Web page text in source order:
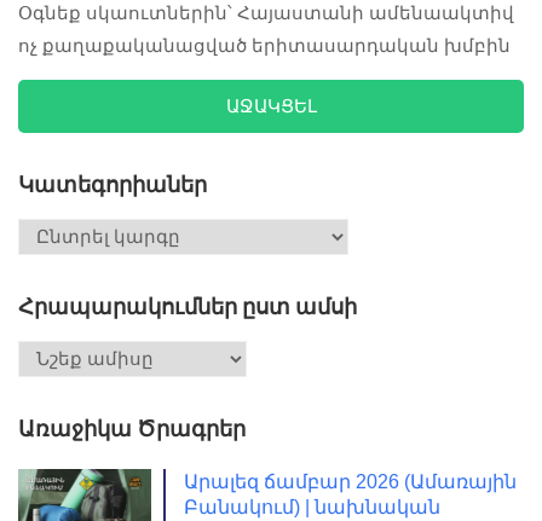
Օգնեք սկաուտներին՝ Հայաստանի ամենաակտիվ
ոչ քաղաքականացված երիտասարդական խմբին
ԱՋԱԿՑԵԼ
Կատեգորիաներ
Հրապարակումներ ըստ ամսի
Առաջիկա Ծրագրեր
Արալեզ ճամբար 2026 (Ամառային
Բանակում) | նախնական